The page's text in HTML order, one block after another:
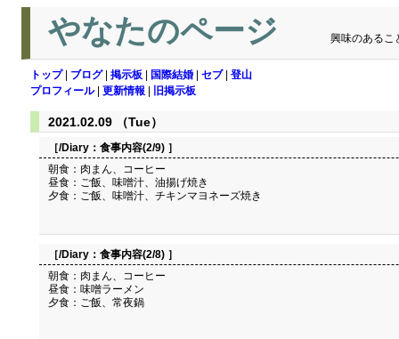
やなたのページ 興味のあるこ
トップ| ブログ| 掲示板 国際結婚 セブ| 登山
プロフィール| 更新情報 旧掲示板
2021.02.09 （Tue）
［/Diary： 食事内容(2/9) ］
朝食：肉まん、コーヒー
昼食：ご飯、味噌汁、油揚げ焼き
夕食：ご飯、味噌汁、チキンマヨネーズ焼き
［/Diary： 食事内容(2/8) ］
朝食：肉まん、コーヒー
昼食：味噌ラーメン
夕食：ご飯、常夜鍋